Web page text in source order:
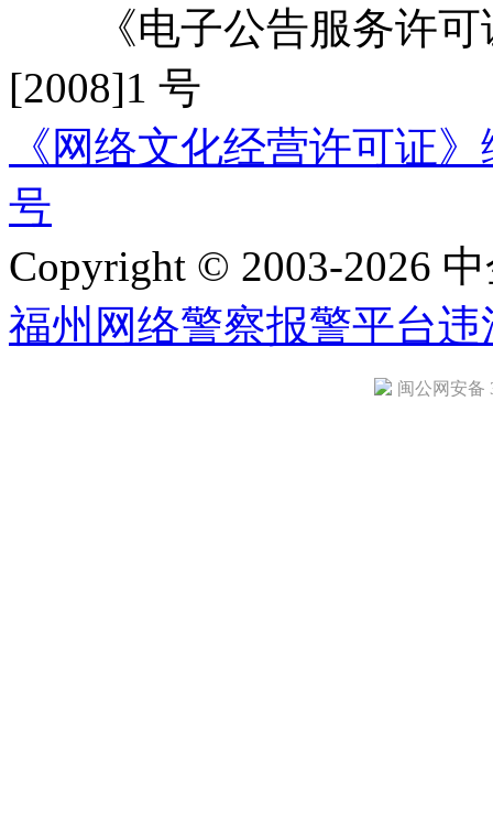
《电子公告服务许可
[2008]1 号
《网络文化经营许可证
号
Copyright © 2003-2026
福州网络警察报警平台违
闽公网安备